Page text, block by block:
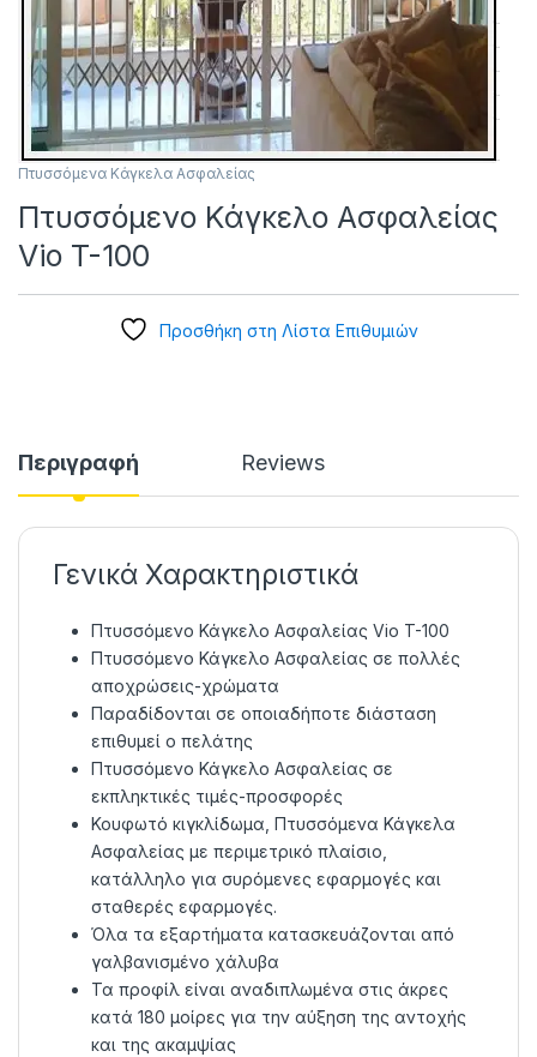
Πτυσσόμενα Κάγκελα Ασφαλείας
Πτυσσόμενο Κάγκελο Ασφαλείας
Vio T-100
Προσθήκη στη Λίστα Επιθυμιών
Περιγραφή Reviews
Γενικά Χαρακτηριστικά
Πτυσσόμενο Κάγκελο Ασφαλείας Vio T-100
Πτυσσόμενο Κάγκελο Ασφαλείας σε πολλές
αποχρώσεις-χρώματα
Παραδίδονται σε οποιαδήποτε διάσταση
επιθυμεί ο πελάτης
Πτυσσόμενο Κάγκελο Ασφαλείας σε
εκπληκτικές τιμές-προσφορές
Κουφωτό κιγκλίδωμα, Πτυσσόμενα Κάγκελα
Ασφαλείας με περιμετρικό πλαίσιο,
κατάλληλο για συρόμενες εφαρμογές και
σταθερές εφαρμογές.
Όλα τα εξαρτήματα κατασκευάζονται από
γαλβανισμένο χάλυβα
Τα προφίλ είναι αναδιπλωμένα στις άκρες
κατά 180 μοίρες για την αύξηση της αντοχής
και της ακαμψίας